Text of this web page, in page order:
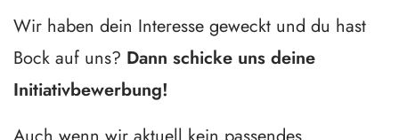
Wir haben dein Interesse geweckt und du hast
Bock auf uns? Dann schicke uns deine
Initiativbewerbung!